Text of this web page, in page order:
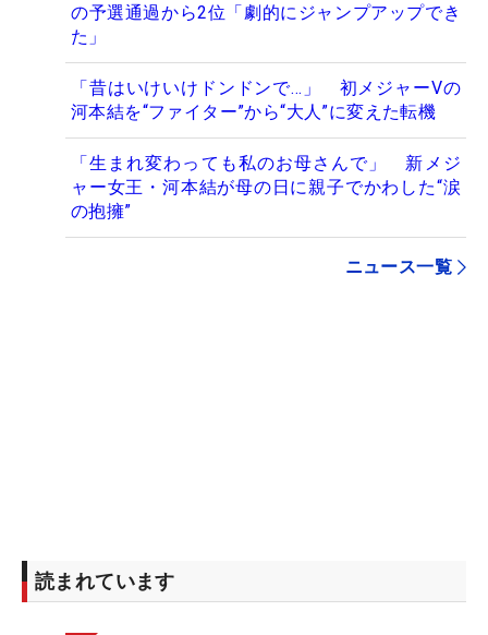
の予選通過から2位「劇的にジャンプアップでき
た」
「昔はいけいけドンドンで…」 初メジャーVの
河本結を“ファイター”から“大人”に変えた転機
「生まれ変わっても私のお母さんで」 新メジ
ャー女王・河本結が母の日に親子でかわした“涙
の抱擁”
ニュース一覧
読まれています